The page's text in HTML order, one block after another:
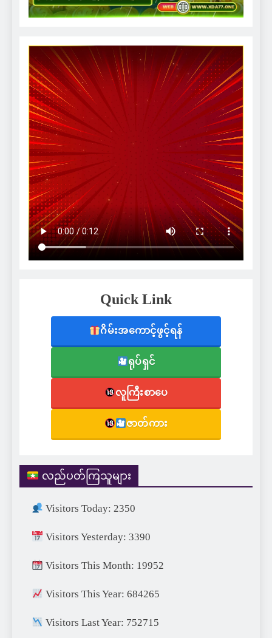
Quick Link
ဂိမ်းအကောင့်ဖွင့်ရန်
ရုပ်ရှင်
လူကြီးစာပေ
ဇာတ်ကား
လည်ပတ်ကြသူများ
Visitors Today: 2350
Visitors Yesterday: 3390
Visitors This Month: 19952
Visitors This Year: 684265
Visitors Last Year: 752715